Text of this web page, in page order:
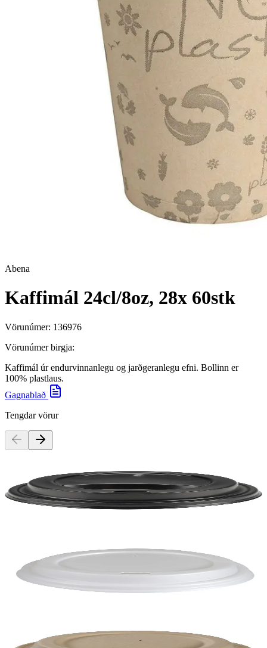
Abena
Kaffimál 24cl/8oz, 28x 60stk
Vörunúmer: 136976
Vörunúmer birgja:
Kaffimál úr endurvinnanlegu og jarðgeranlegu efni. Bollinn er
100% plastlaus.
Gagnablað
Tengdar vörur
Lok á Kaffimál 24cl, 10x 100stk
Lok á Kaffimál 24cl, 10x 100stk